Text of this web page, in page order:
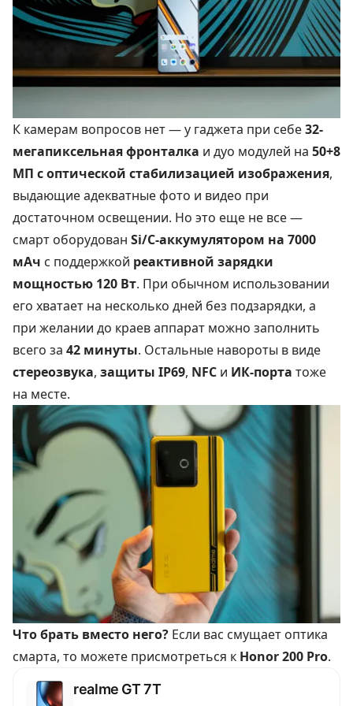
К камерам вопросов нет — у гаджета при себе32-
мегапиксельная фронталка и дуо модулей на 50+8
МП с оптической стабилизацией изображения,
выдающие адекватные фото и видео при
достаточном освещении. Но это еще не все —
смарт оборудован Si/C-аккумулятором на 7000
мАч с поддержкой реактивной зарядки
мощностью 120 Вт. При обычном использовании
его хватает на несколько дней без подзарядки, а
при желании до краев аппарат можно заполнить
всего за 42 минуты. Остальные навороты в виде
стереозвука, защиты IP69, NFC и ИК-порта тоже
на месте.
Что брать вместо него? Если вас смущает оптика
смарта, то можете присмотреться к Honor 200 Pro.
realme GT 7T